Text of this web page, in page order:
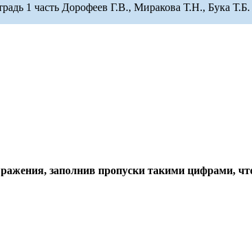
1 часть Дорофеев Г.В., Миракова Т.Н., Бука Т.Б.
заполнив пропуски такими цифрами,